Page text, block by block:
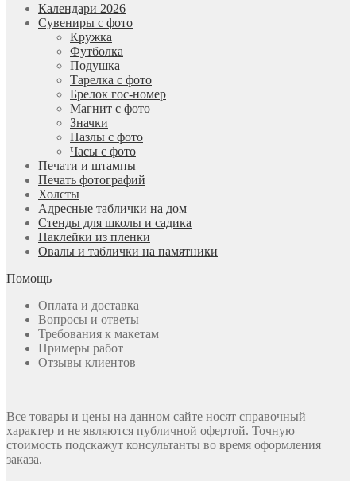
Календари 2026
Сувениры с фото
Кружка
Футболка
Подушка
Тарелка с фото
Брелок гос-номер
Магнит с фото
Значки
Пазлы с фото
Часы с фото
Печати и штампы
Печать фотографий
Холсты
Адресные таблички на дом
Стенды для школы и садика
Наклейки из пленки
Овалы и таблички на памятники
Помощь
Оплата и доставка
Вопросы и ответы
Требования к макетам
Примеры работ
Отзывы клиентов
Все товары и цены на данном сайте носят справочный
характер и не являются публичной офертой. Точную
стоимость подскажут консультанты во время оформления
заказа.